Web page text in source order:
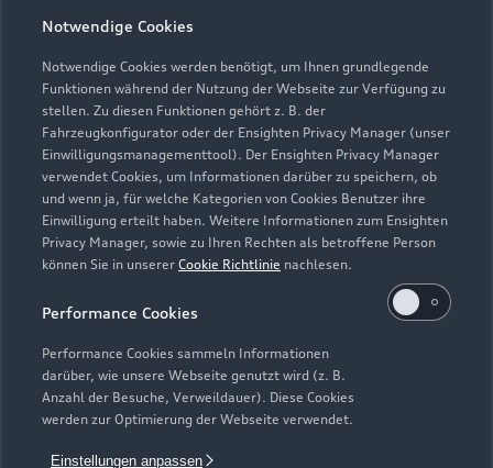
Notwendige Cookies
Notwendige Cookies werden benötigt, um Ihnen grundlegende
Funktionen während der Nutzung der Webseite zur Verfügung zu
stellen. Zu diesen Funktionen gehört z. B. der
Fahrzeugkonfigurator oder der Ensighten Privacy Manager (unser
Einwilligungsmanagementtool). Der Ensighten Privacy Manager
verwendet Cookies, um Informationen darüber zu speichern, ob
und wenn ja, für welche Kategorien von Cookies Benutzer ihre
Einwilligung erteilt haben. Weitere Informationen zum Ensighten
Privacy Manager, sowie zu Ihren Rechten als betroffene Person
können Sie in unserer Cookie Richtlinie nachlesen.
Performance Cookies
Performance Cookies sammeln Informationen
darüber, wie unsere Webseite genutzt wird (z. B.
Anzahl der Besuche, Verweildauer). Diese Cookies
werden zur Optimierung der Webseite verwendet.
Einstellungen anpassen
Häufige Fragen (FAQ)
Audi Online Beratung
Online-Terminvereinbarung
Servicekontakt
Bordbuch & Bedienungsanleitungen
Verträge kündigen
Presse & Media Center
Datenschutz
Audi erleben
Newsletter
© 2026 AUDI AG. Alle Rechte vorbehalten
Impressum Rechtliches
Hinweisgebersystem
Datenschutzinformation
Cookie-Einstellungen
Cookie-Richtlinie
Barrierefreiheit
Digital Services Act
EU Data Act
Wir geben für jedes Audi Neufahrzeug eine umfangreiche Audi
Mobilitätsgarantie, die ab Auslieferung bis zur ersten fälligen
Neufahrzeug direkt von der AUDI AG erwerben, gibt die AUDI
AG, Auto-Union-Straße 1, 85057 Ingolstadt, ab Auslieferung
bis zur ersten fälligen Inspektion oder erstem fälligen